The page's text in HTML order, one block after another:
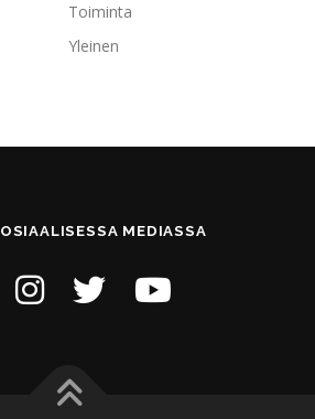
Toiminta
Yleinen
MEDIASSA